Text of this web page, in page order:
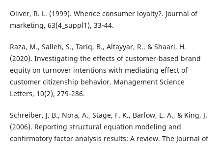
Oliver, R. L. (1999). Whence consumer loyalty?. Journal of
marketing, 63(4_suppl1), 33-44.
Raza, M., Salleh, S., Tariq, B., Altayyar, R., & Shaari, H.
(2020). Investigating the effects of customer-based brand
equity on turnover intentions with mediating effect of
customer citizenship behavior. Management Science
Letters, 10(2), 279-286.
Schreiber, J. B., Nora, A., Stage, F. K., Barlow, E. A., & King, J.
(2006). Reporting structural equation modeling and
confirmatory factor analysis results: A review. The Journal of